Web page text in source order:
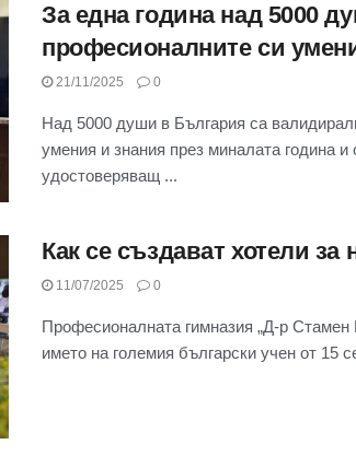
За една година над 5000
професионалните си
21/11/2025 0
Над 5000 души в България са
умения и знания през миналата година и
удостоверяващ ...
Как се създават хотели за
11/07/2025 0
Професионалната гимназия „Д-р Стамен
името на големия български учен от 15